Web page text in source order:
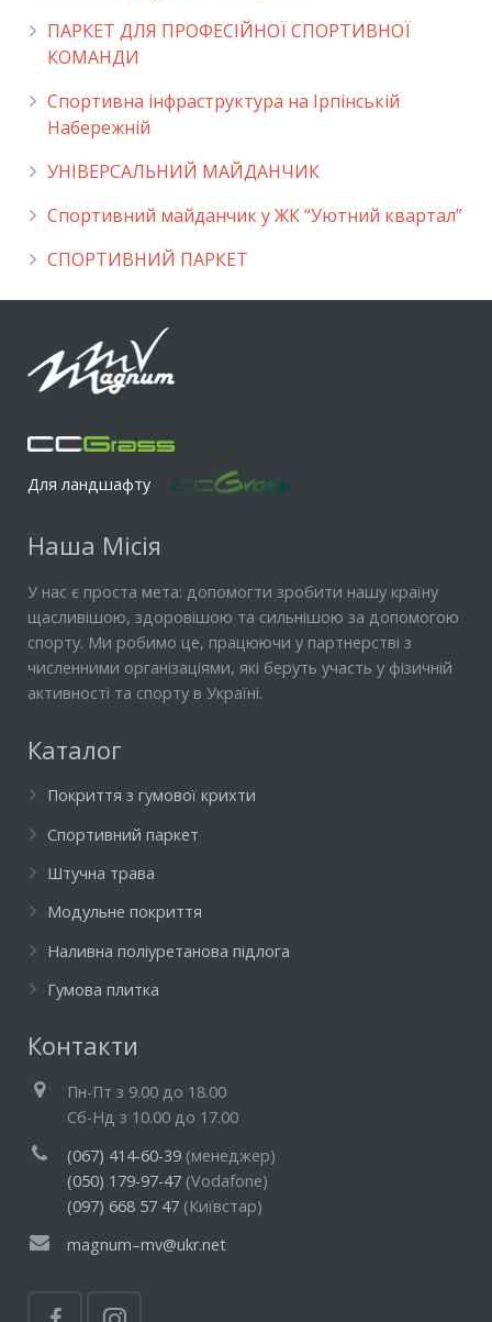
ПАРКЕТ ДЛЯ ПРОФЕСІЙНОЇ СПОРТИВНОЇ
КОМАНДИ
Спортивна інфраструктура на Ірпінській
Набережній
УНІВЕРСАЛЬНИЙ МАЙДАНЧИК
Cпортивний майданчик у ЖК “Уютний квартал”
СПОРТИВНИЙ ПАРКЕТ
Для ландшафту
Наша Місія
У нас є проста мета: допомогти зробити нашу країну
щасливішою, здоровішою та сильнішою за допомогою
спорту. Ми робимо це, працюючи у партнерстві з
численними організаціями, які беруть участь у фізичній
активності та спорту в Україні.
Каталог
Покриття з гумової крихти
Спортивний паркет
Штучна трава
Модульне покриття
Наливна поліуретанова підлога
Гумова плитка
Контакти
Пн-Пт з 9.00 до 18.00
Cб-Нд з 10.00 до 17.00
(067) 414-60-39 (менеджер)
(050) 179-97-47 (Vodafone)
(097) 668 57 47 (Київстар)
magnum–mv@ukr.net